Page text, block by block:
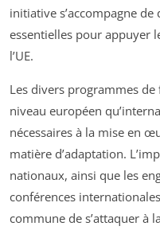
initiative s’accompagne de
essentielles pour appuyer
l’UE.
Les divers programmes
niveau européen
nécessaires à la mise en
matière d’adaptation.
nationaux, ainsi que les
conférences
commune de s’attaquer à la